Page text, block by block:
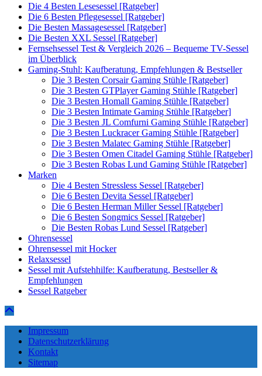
Die 4 Besten Lesesessel [Ratgeber]
Die 6 Besten Pflegesessel [Ratgeber]
Die Besten Massagesessel [Ratgeber]
Die Besten XXL Sessel [Ratgeber]
Fernsehsessel Test & Vergleich 2026 – Bequeme TV-Sessel
im Überblick
Gaming-Stuhl: Kaufberatung, Empfehlungen & Bestseller
Die 3 Besten Corsair Gaming Stühle [Ratgeber]
Die 3 Besten GTPlayer Gaming Stühle [Ratgeber]
Die 3 Besten Homall Gaming Stühle [Ratgeber]
Die 3 Besten Intimate Gaming Stühle [Ratgeber]
Die 3 Besten JL Comfurni Gaming Stühle [Ratgeber]
Die 3 Besten Luckracer Gaming Stühle [Ratgeber]
Die 3 Besten Malatec Gaming Stühle [Ratgeber]
Die 3 Besten Omen Citadel Gaming Stühle [Ratgeber]
Die 3 Besten Robas Lund Gaming Stühle [Ratgeber]
Marken
Die 4 Besten Stressless Sessel [Ratgeber]
Die 6 Besten Devita Sessel [Ratgeber]
Die 6 Besten Herman Miller Sessel [Ratgeber]
Die 6 Besten Songmics Sessel [Ratgeber]
Die Besten Robas Lund Sessel [Ratgeber]
Ohrensessel
Ohrensessel mit Hocker
Relaxsessel
Sessel mit Aufstehhilfe: Kaufberatung, Bestseller &
Empfehlungen
Sessel Ratgeber
Impressum
Datenschutzerklärung
Kontakt
Sitemap